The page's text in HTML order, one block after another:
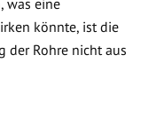
was eine
könnte, ist die
der Rohre nicht aus